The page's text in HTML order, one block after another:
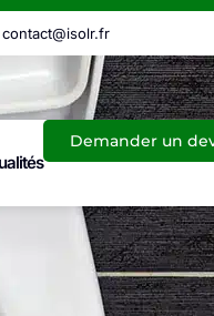
contact@isolr.fr
Demander un